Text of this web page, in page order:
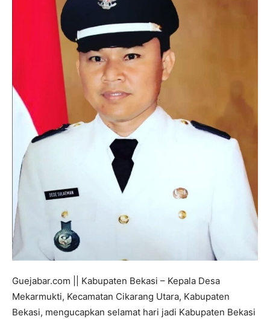
Guejabar.com || Kabupaten Bekasi – Kepala Desa
Mekarmukti, Kecamatan Cikarang Utara, Kabupaten
Bekasi, mengucapkan selamat hari jadi Kabupaten Bekasi